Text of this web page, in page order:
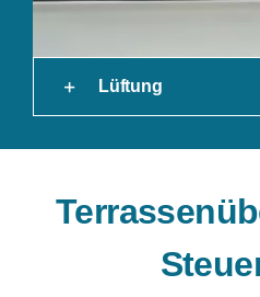
Lüftung